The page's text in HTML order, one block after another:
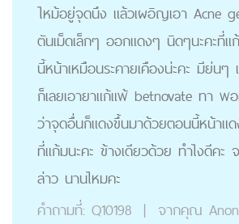
ไหม้อยู่จุดนึง แล้วเผอิญเอา Acne
ตันเม็ดเล็กๆ ออกแดงๆ นิดๆนะคะที่
นี้หน้าเหมือนระคายเคืองน่ะคะ มีย่นๆ
ก็เลยเอายาแก้แพ้ betnovate ทา พ
ว่าจุดอื่นก็แดงขึ้นมาด้วยตอนนี้หน้าแด
ที่แก้มนะคะ ข้างเดียวด้วย ทำไงดีคะ
ล่าว นานไหมคะ
คำถามที่: Q10198 | จากคุณ